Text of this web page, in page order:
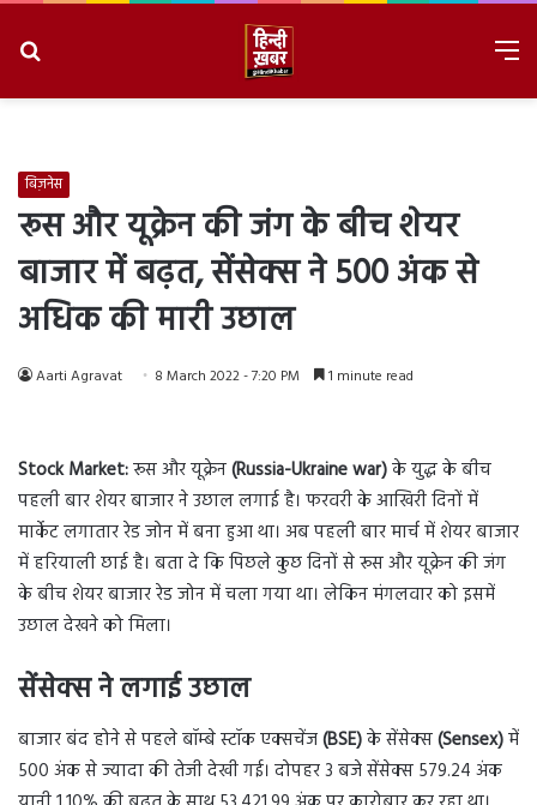
बिज़नेस
रूस और यूक्रेन की जंग के बीच शेयर
बाजार में बढ़त, सेंसेक्स ने 500 अंक से
अधिक की मारी उछाल
Aarti Agravat 8 March 2022 - 7:20 PM 1 minute read
Stock Market:रूस और यूक्रेन(Russia-Ukraine war)के युद्ध के बीच
पहली बार शेयर बाजार ने उछाल लगाई है। फरवरी के आखिरी दिनों में
मार्केट लगातार रेड जोन में बना हुआ था। अब पहली बार मार्च में शेयर बाजार
में हरियाली छाई है। बता दे कि पिछले कुछ दिनों से रूस और यूक्रेन की जंग
के बीच शेयर बाजार रेड जोन में चला गया था। लेकिन मंगलवार को इसमें
उछाल देखने को मिला।
सेंसेक्स ने लगाई उछाल
बाजार बंद होने से पहले बॉम्बे स्टॉक एक्सचेंज(BSE)के सेंसेक्स(Sensex)में
500 अंक से ज्यादा की तेजी देखी गई। दोपहर 3 बजे सेंसेक्स 579.24 अंक